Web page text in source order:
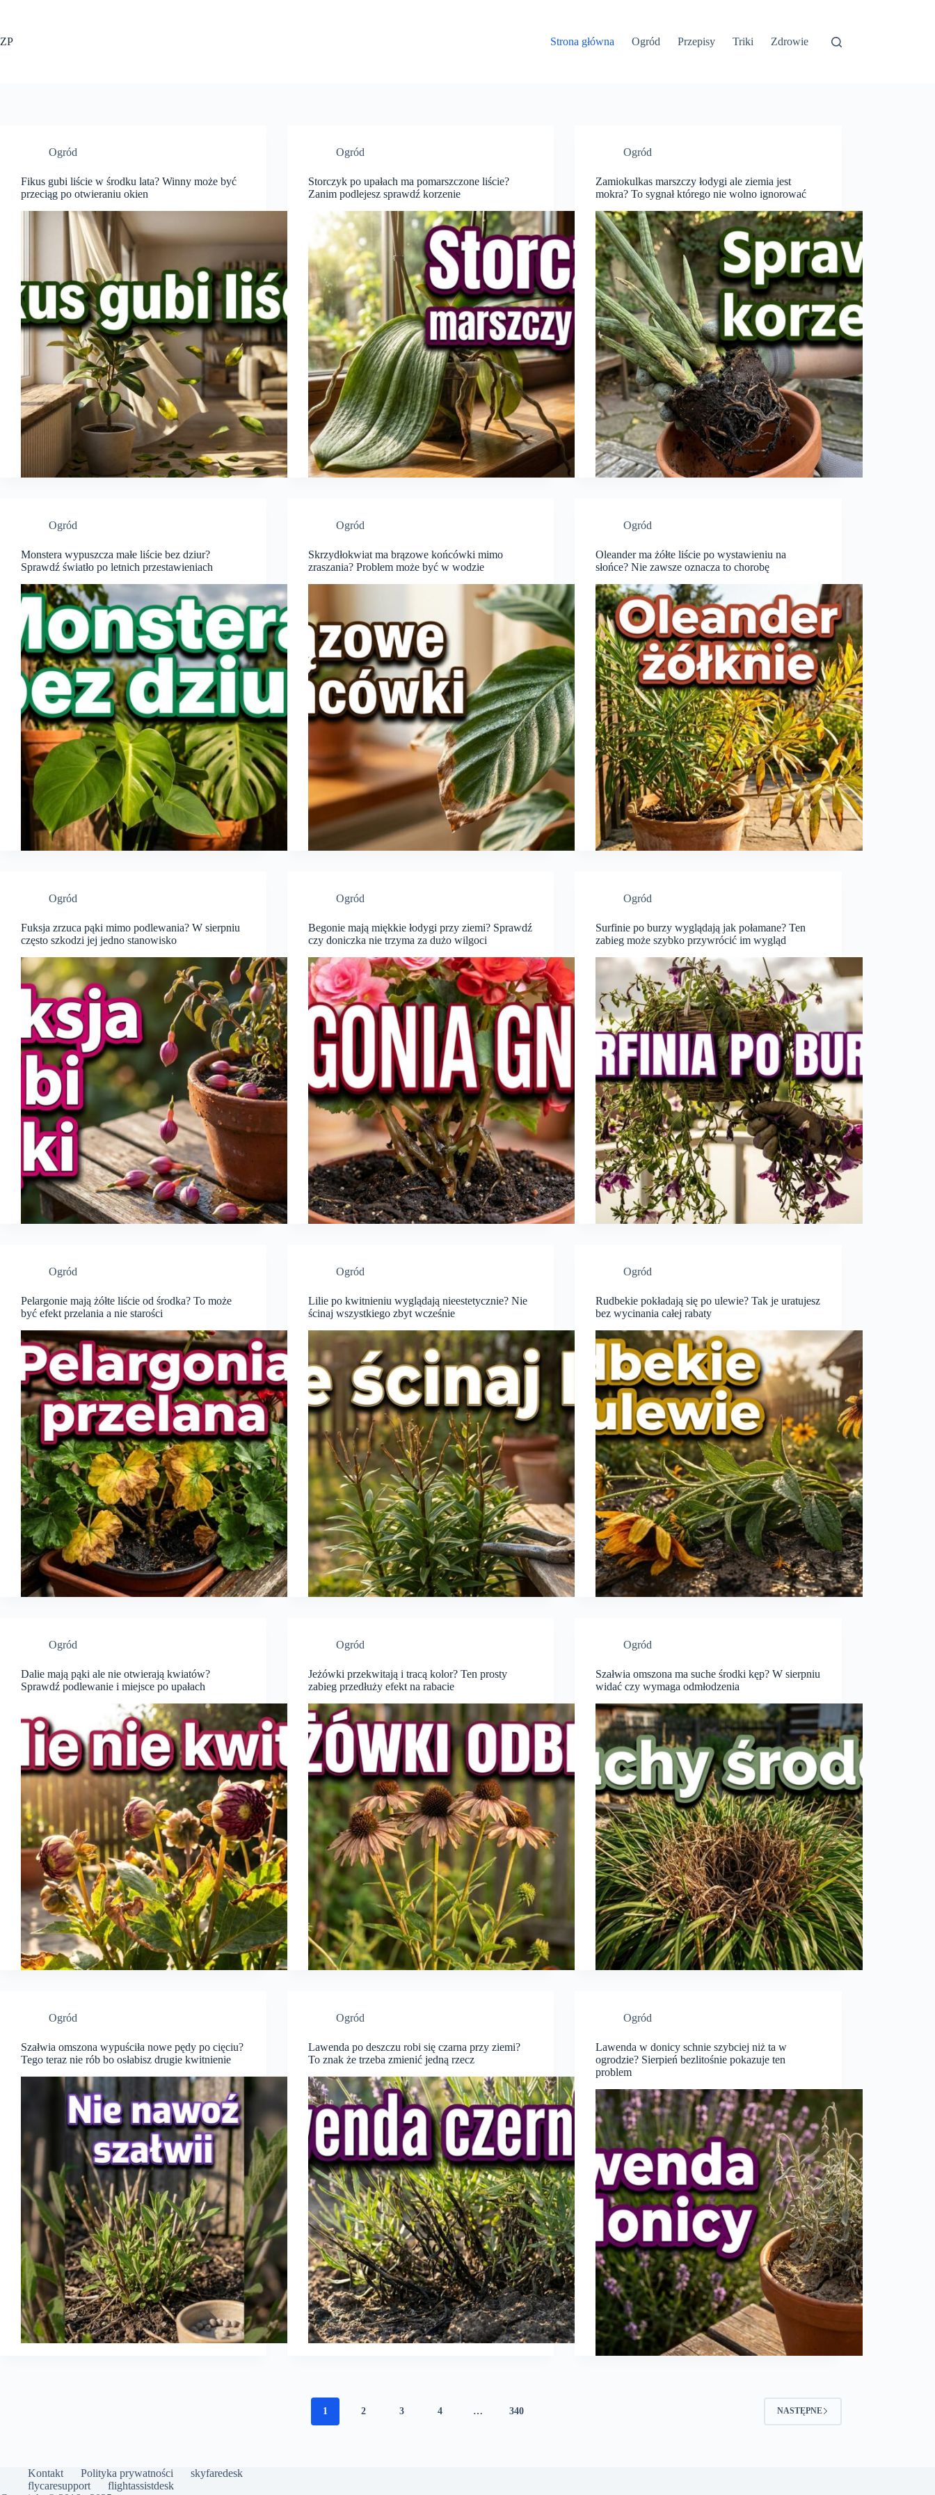
ZP
Strona główna Ogród Przepisy Triki Zdrowie
Ogród
Fikus gubi liście w środku lata? Winny może być
przeciąg po otwieraniu okien
Ogród
Storczyk po upałach ma pomarszczone liście?
Zanim podlejesz sprawdź korzenie
Ogród
Zamiokulkas marszczy łodygi ale ziemia jest
mokra? To sygnał którego nie wolno ignorować
Ogród
Monstera wypuszcza małe liście bez dziur?
Sprawdź światło po letnich przestawieniach
Ogród
Skrzydłokwiat ma brązowe końcówki mimo
zraszania? Problem może być w wodzie
Ogród
Oleander ma żółte liście po wystawieniu na
słońce? Nie zawsze oznacza to chorobę
Ogród
Fuksja zrzuca pąki mimo podlewania? W sierpniu
często szkodzi jej jedno stanowisko
Ogród
Begonie mają miękkie łodygi przy ziemi? Sprawdź
czy doniczka nie trzyma za dużo wilgoci
Ogród
Surfinie po burzy wyglądają jak połamane? Ten
zabieg może szybko przywrócić im wygląd
Ogród
Pelargonie mają żółte liście od środka? To może
być efekt przelania a nie starości
Ogród
Lilie po kwitnieniu wyglądają nieestetycznie? Nie
ścinaj wszystkiego zbyt wcześnie
Ogród
Rudbekie pokładają się po ulewie? Tak je uratujesz
bez wycinania całej rabaty
Ogród
Dalie mają pąki ale nie otwierają kwiatów?
Sprawdź podlewanie i miejsce po upałach
Ogród
Jeżówki przekwitają i tracą kolor? Ten prosty
zabieg przedłuży efekt na rabacie
Ogród
Szałwia omszona ma suche środki kęp? W sierpniu
widać czy wymaga odmłodzenia
Ogród
Szałwia omszona wypuściła nowe pędy po cięciu?
Tego teraz nie rób bo osłabisz drugie kwitnienie
Ogród
Lawenda po deszczu robi się czarna przy ziemi?
To znak że trzeba zmienić jedną rzecz
Ogród
Lawenda w donicy schnie szybciej niż ta w
ogrodzie? Sierpień bezlitośnie pokazuje ten
problem
1 2 3 4 … 340 NASTĘPNE
Kontakt Polityka prywatności
skyfaredesk
flycaresupport
flightassistdesk